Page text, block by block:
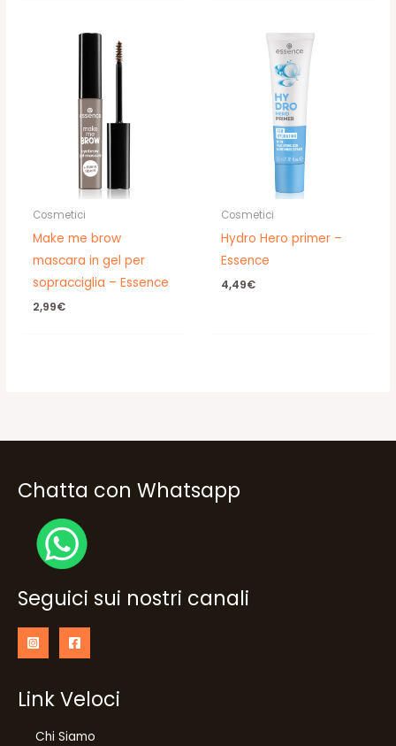
Cosmetici
Make me brow
mascara in gel per
sopracciglia – Essence
2,99€
Cosmetici
Hydro Hero primer –
Essence
4,49€
Chatta con Whatsapp
Seguici sui nostri canali
Link Veloci
Chi Siamo